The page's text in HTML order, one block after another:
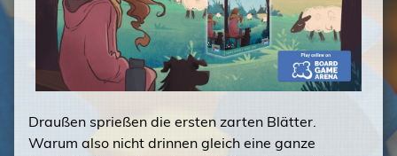
Draußen sprießen die ersten zarten Blätter.
Warum also nicht drinnen gleich eine ganze